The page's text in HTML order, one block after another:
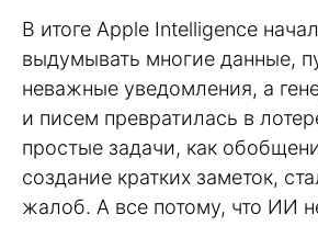
В итоге Apple Intelligence
выдумывать многие данные,
неважные уведомления, а
и писем превратилась в
простые задачи, как
создание кратких заметок,
жалоб. А все потому, что ИИ